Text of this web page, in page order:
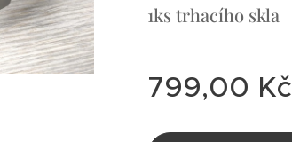
1ks trhacího skla
799,00 Kč